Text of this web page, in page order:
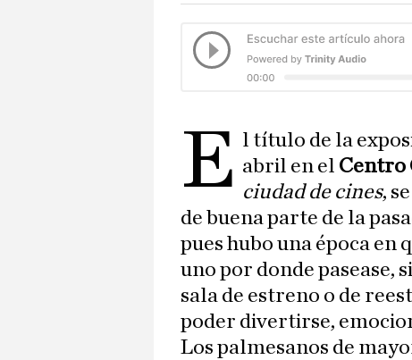
E l título de la
abril en el Centro
ciudad de cines,
de buena parte de la
pues hubo una época en
uno por donde pasease,
sala de estreno o de
poder divertirse,
Los palmesanos de